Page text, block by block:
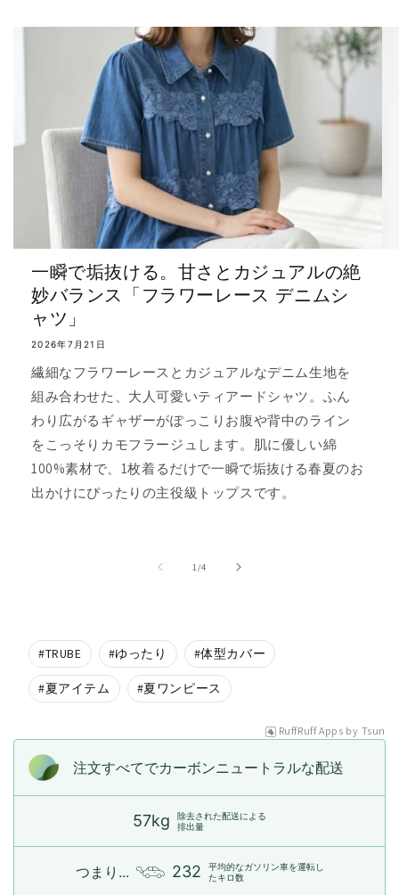
一瞬で垢抜ける。甘さとカジュアルの絶
妙バランス「フラワーレース デニムシ
ャツ」
2026年7月21日
繊細なフラワーレースとカジュアルなデニム生地を
組み合わせた、大人可愛いティアードシャツ。ふん
わり広がるギャザーがぽっこりお腹や背中のライン
をこっそりカモフラージュします。肌に優しい綿
100%素材で、1枚着るだけで一瞬で垢抜ける春夏のお
出かけにぴったりの主役級トップスです。
1/の
4
#TRUBE #ゆったり #体型カバー
#夏アイテム #夏ワンピース
RuffRuff Apps by Tsun
注文すべてでカーボンニュートラルな配送
57kg
除去された配送による
排出量
つまり... 232
平均的なガソリン車を運転し
たキロ数